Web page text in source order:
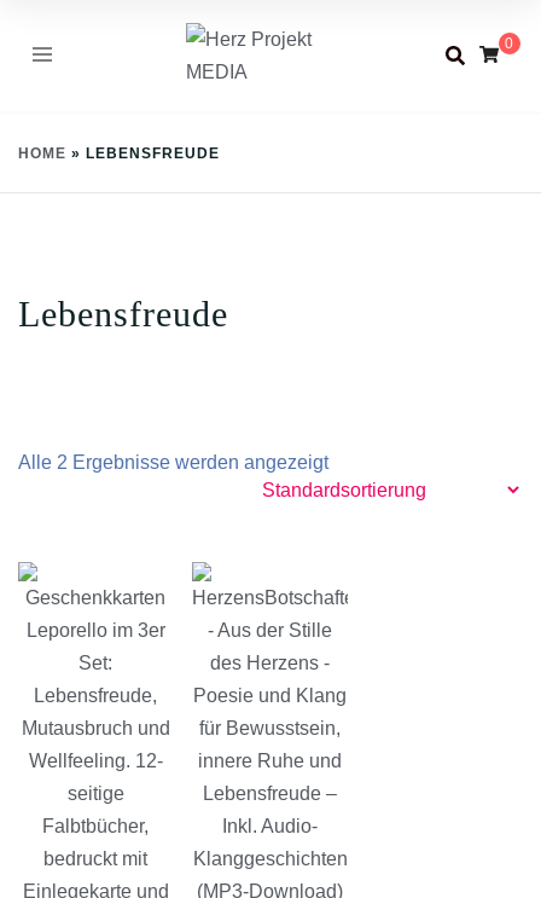
0
HOME » LEBENSFREUDE
Lebensfreude
Alle 2 Ergebnisse werden angezeigt